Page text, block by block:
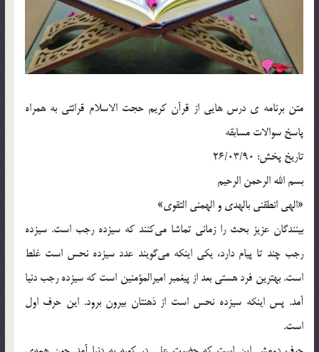
متن برنامه ی درس هایی از قرآن کریم حجت الاسلام قرائتی به همراه
پاسخ سوالات مسابقه
تاريخ پخش: 26/03/90
بسم الله الرحمن الرحيم
«الهي انطقني بالهدي و الهمني التقوي»
بينندگان عزيز بحث را زماني تماشا مي‌كنند كه سيزده رجب است. سيزده
رجب چند تا پيام دارد، يكي اينكه مي‌گويند عدد سيزده نحس است غلط
است. بهترين فرد هستي بعد از پيغمبر اميرالمؤمنين است كه سيزده رجب دنيا
آمد. پس اينكه سيزده نحس است از ذهنتان بيرون برود. اين حرف اول
است.